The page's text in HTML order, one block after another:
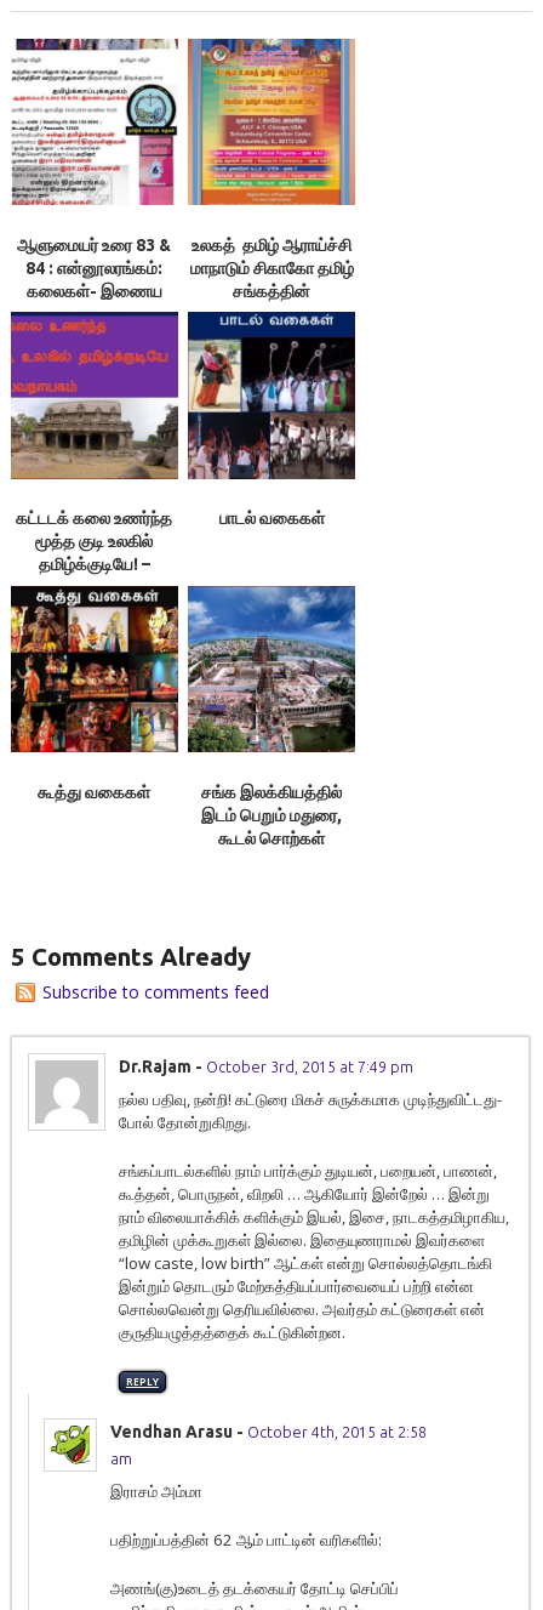
ஆளுமையர் உரை 83 &
84 : என்னூலரங்கம்:
கலைகள்- இணைய
அரங்கம்
உலகத் தமிழ் ஆராய்ச்சி
மாநாடும் சிகாகோ தமிழ்
சங்கத்தின்
பொன்விழாவும்
கட்டடக் கலை உணர்ந்த
மூத்த குடி உலகில்
தமிழ்க்குடியே! –
கோ.தெய்வநாயகம்
பாடல் வகைகள்
கூத்து வகைகள்
சங்க இலக்கியத்தில்
இடம் பெறும் மதுரை,
கூடல் சொற்கள்
5 Comments Already
Subscribe to comments feed
Dr.Rajam - October 3rd, 2015 at 7:49 pm
நல்ல பதிவு, நன்றி! கட்டுரை மிகச் சுருக்கமாக முடிந்துவிட்டது-
போல் தோன்றுகிறது.
சங்கப்பாடல்களில் நாம் பார்க்கும் துடியன், பறையன், பாணன்,
கூத்தன், பொருநன், விறலி … ஆகியோர் இன்றேல் … இன்று
நாம் விலையாக்கிக் களிக்கும் இயல், இசை, நாடகத்தமிழாகிய,
தமிழின் முக்கூறுகள் இல்லை. இதையுணராமல் இவர்களை
“low caste, low birth” ஆட்கள் என்று சொல்லத்தொடங்கி
இன்றும் தொடரும் மேற்கத்தியப்பார்வையைப் பற்றி என்ன
சொல்லவென்று தெரியவில்லை. அவர்தம் கட்டுரைகள் என்
குருதியழுத்தத்தைக் கூட்டுகின்றன.
REPLY
Vendhan Arasu - October 4th, 2015 at 2:58
am
இராசம் அம்மா
பதிற்றுப்பத்தின் 62 ஆம் பாட்டின் வரிகளில்:
அணங்(கு)உடைத் தடக்கையர் தோட்டி செப்பிப்